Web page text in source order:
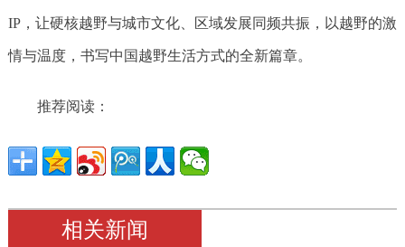
IP，让硬核越野与城市文化、区域发展同频共振，以越野的激
情与温度，书写中国越野生活方式的全新篇章。
推荐阅读：
相关新闻